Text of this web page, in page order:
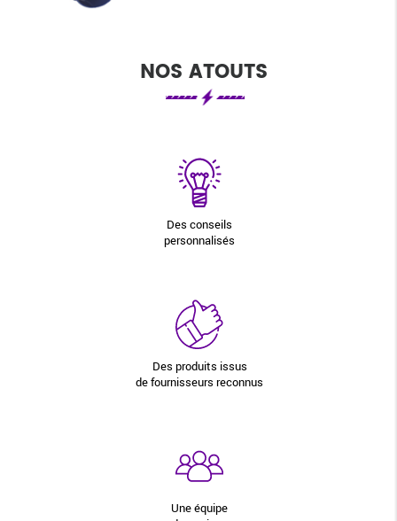
NOS ATOUTS
Des conseils
personnalisés
Des produits issus
de fournisseurs reconnus
Une équipe